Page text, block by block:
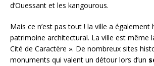
d’Ouessant et les kangourous.
Mais ce n’est pas tout ! la ville a également
patrimoine architectural. La ville est même
Cité de Caractère ». De nombreux sites
monuments qui valent un détour lors d’un